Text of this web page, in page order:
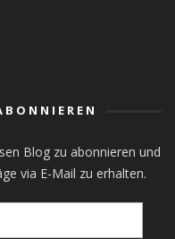
Blog zu abonnieren und
via E-Mail zu erhalten.